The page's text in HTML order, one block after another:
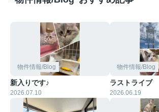
物件情報/Blog
新入りです♪
2026.07.10
物件情報/Blog
ラストライブ
2026.06.19